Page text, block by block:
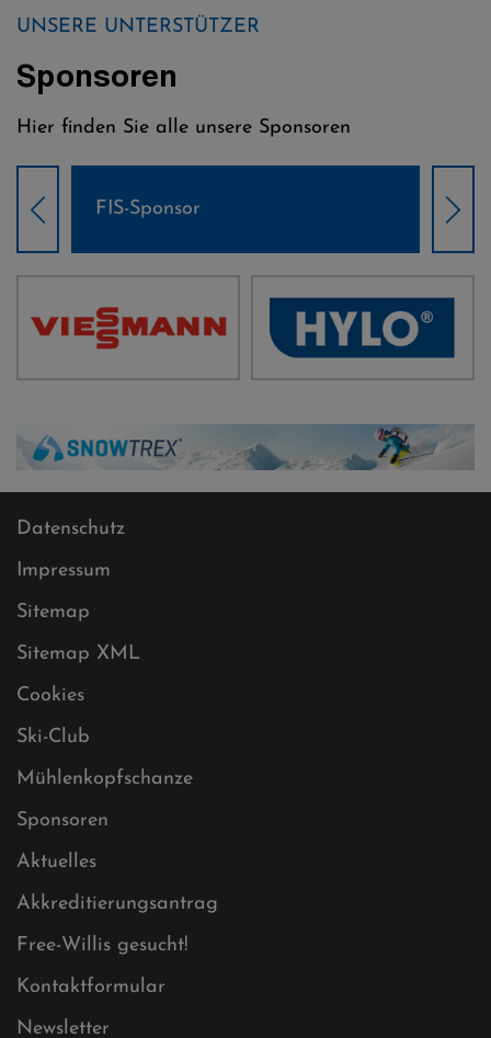
UNSERE UNTERSTÜTZER
Sponsoren
Hier finden Sie alle unsere Sponsoren
Weltcup-Sponsoren Damen
Datenschutz
Impressum
Sitemap
Sitemap XML
Cookies
Ski-Club
Mühlenkopfschanze
Sponsoren
Aktuelles
Akkreditierungsantrag